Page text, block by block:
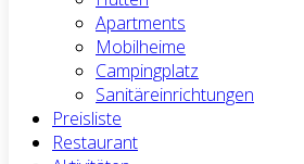
Apartments
Mobilheime
Campingplatz
Sanitäreinrichtungen
Preisliste
Restaurant